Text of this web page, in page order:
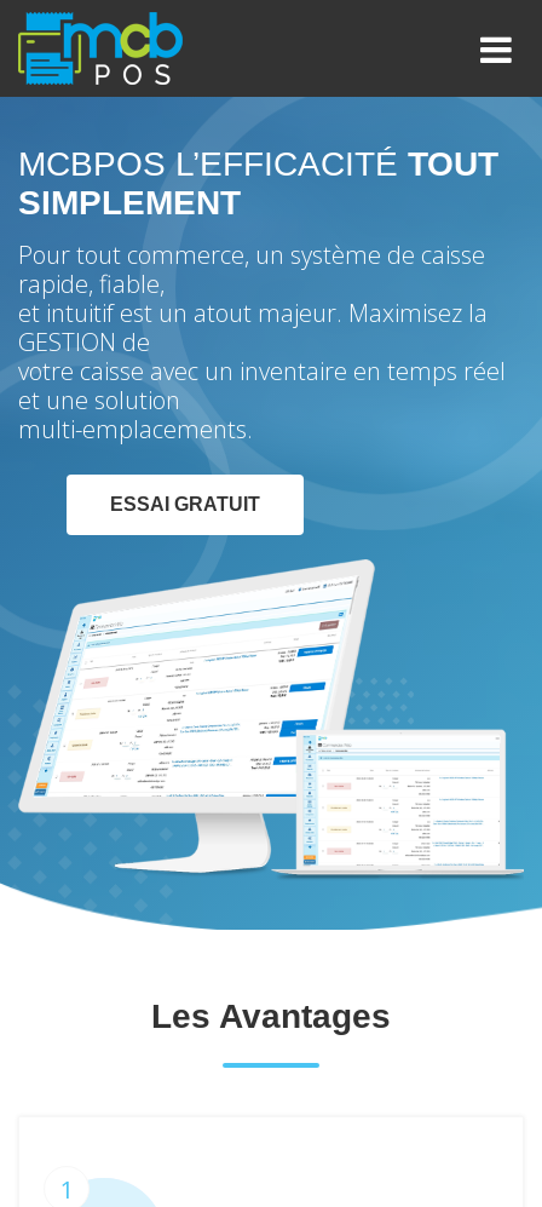
MCBPOS L’EFFICACITÉ TOUT
SIMPLEMENT
Pour tout commerce, un système de caisse
rapide, fiable,
et intuitif est un atout majeur. Maximisez la
GESTION de
votre caisse avec un inventaire en temps réel
et une solution
multi-emplacements.
ESSAI GRATUIT
Les Avantages
1